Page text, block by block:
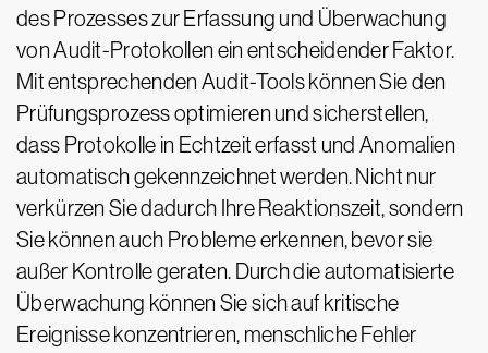
des Prozesses zur Erfassung und Überwachung
von Audit-Protokollen ein entscheidender Faktor.
Mit entsprechenden Audit-Tools können Sie den
Prüfungsprozess optimieren und sicherstellen,
dass Protokolle in Echtzeit erfasst und Anomalien
automatisch gekennzeichnet werden. Nicht nur
verkürzen Sie dadurch Ihre Reaktionszeit, sondern
Sie können auch Probleme erkennen, bevor sie
außer Kontrolle geraten. Durch die automatisierte
Überwachung können Sie sich auf kritische
Ereignisse konzentrieren, menschliche Fehler